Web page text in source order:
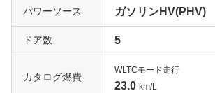
パワーソース ガソリンHV(PHV)
ドア数 5
カタログ燃費
WLTCモード走行
23.0 km/L